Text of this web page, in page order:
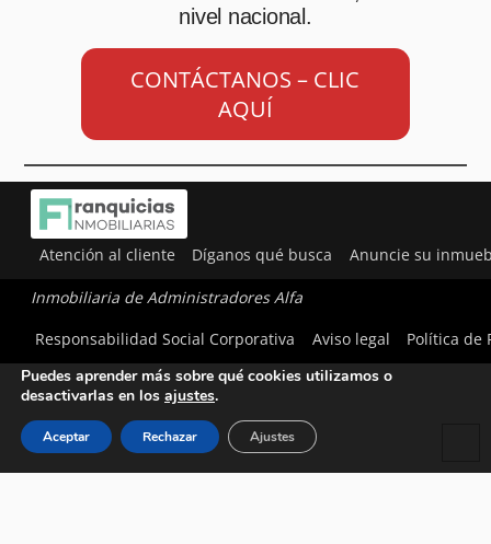
nivel nacional.
CONTÁCTANOS – CLIC
AQUÍ
Atención al cliente Díganos qué busca Anuncie su
Inmobiliaria de Administradores Alfa
Responsabilidad Social Corporativa
Aviso legal Política de
Utilizamos cookies para ofrecerte la mejor experiencia en
Puedes aprender más sobre qué cookies utilizamos o
desactivarlas en los ajustes.
Aceptar Rechazar Ajustes